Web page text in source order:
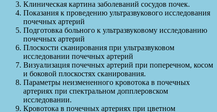
Клиническая картина заболеваний сосудов почек.
Показания к проведению ультразвукового исследования
почечных артерий
Подготовка больного к ультразвуковому исследованию
почечных артерий
Плоскости сканирования при ультразвуковом
исследовании почечных артерий
Визуализация почечных артерий при поперечном, косом
и боковой плоскостях сканирования.
Параметры неизмененного кровотока в почечных
артериях при спектральном допплеровском
исследовании.
Кровотока в почечных артериях при цветном